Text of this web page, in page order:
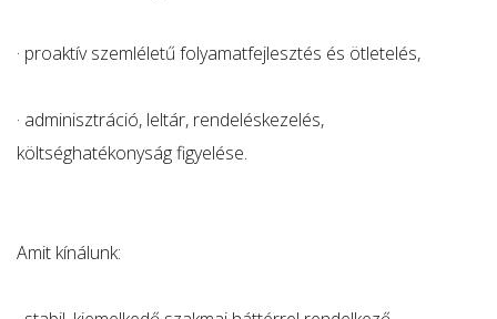
· proaktív szemléletű folyamatfejlesztés és ötletelés,
· adminisztráció, leltár, rendeléskezelés,
költséghatékonyság figyelése.
Amit kínálunk: